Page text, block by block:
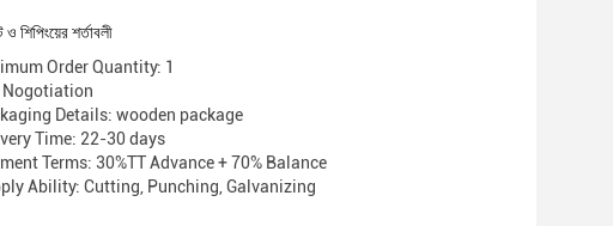
ও শিপিংয়ের শর্তাবলী
Order Quantity: 1
Nogotiation
Details: wooden package
Time: 22-30 days
Terms: 30%TT Advance + 70% Balance
Ability: Cutting, Punching, Galvanizing